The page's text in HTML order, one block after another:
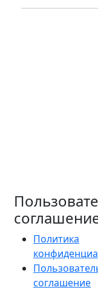
Политика
соглашение